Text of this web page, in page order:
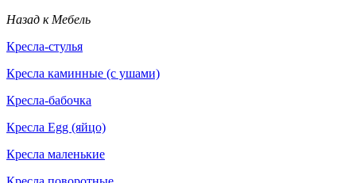
Назад к Мебель
Кресла-стулья
Кресла каминные (с ушами)
Кресла-бабочка
Кресла Egg (яйцо)
Кресла маленькие